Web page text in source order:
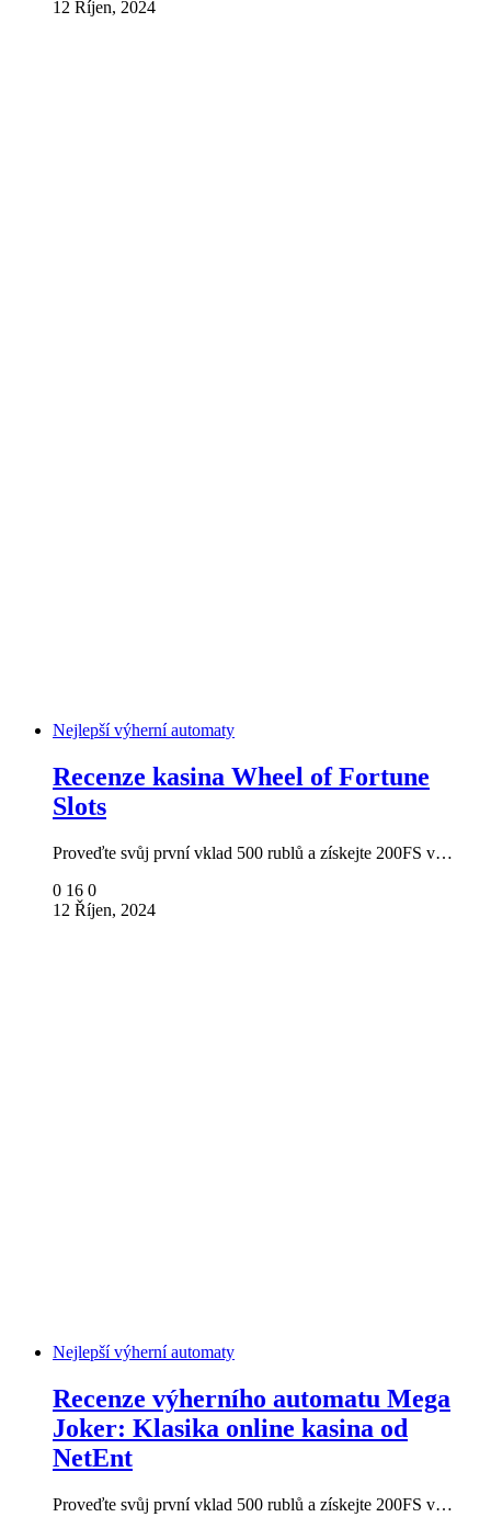
12 Říjen, 2024
Nejlepší výherní automaty
Recenze kasina Wheel of Fortune
Slots
Proveďte svůj první vklad 500 rublů a získejte 200FS v…
0 16 0
12 Říjen, 2024
Nejlepší výherní automaty
Recenze výherního automatu Mega
Joker: Klasika online kasina od
NetEnt
Proveďte svůj první vklad 500 rublů a získejte 200FS v…